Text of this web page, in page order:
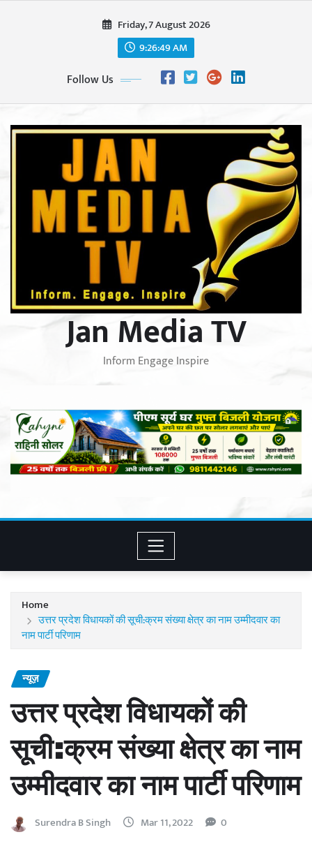
Friday, 7 August 2026
9:26:51 AM
Follow Us
Jan Media TV
Inform Engage Inspire
Home
उत्तर प्रदेश विधायकों की सूची:क्रम संख्‍या क्षेत्र का नाम उम्मीदवार का
नाम पार्टी परिणाम
न्यूज़
उत्तर प्रदेश विधायकों की
सूची:क्रम संख्‍या क्षेत्र का नाम
उम्मीदवार का नाम पार्टी परिणाम
Surendra B Singh Mar 11, 2022 0